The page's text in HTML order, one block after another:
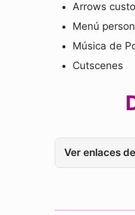
Arrows
Menú
Música de
Cutscenes
Ver enlaces